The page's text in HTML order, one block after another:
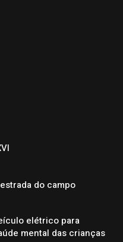
do campo
elétrico para
mental das crianças